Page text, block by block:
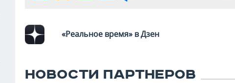
«Реальное время» в Дзен
НОВОСТИ ПАРТНЕРОВ